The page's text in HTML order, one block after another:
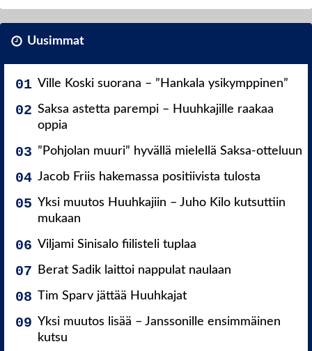
Uusimmat
Ville Koski suorana – ”Hankala ysikymppinen”
Saksa astetta parempi – Huuhkajille raakaa
oppia
”Pohjolan muuri” hyvällä mielellä Saksa-otteluun
Jacob Friis hakemassa positiivista tulosta
Yksi muutos Huuhkajiin – Juho Kilo kutsuttiin
mukaan
Viljami Sinisalo fiilisteli tuplaa
Berat Sadik laittoi nappulat naulaan
Tim Sparv jättää Huuhkajat
Yksi muutos lisää – Janssonille ensimmäinen
kutsu